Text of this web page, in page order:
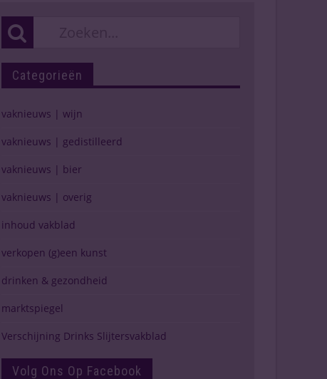
Categorieën
vaknieuws | wijn
vaknieuws | gedistilleerd
vaknieuws | bier
vaknieuws | overig
inhoud vakblad
verkopen (g)een kunst
drinken & gezondheid
marktspiegel
Verschijning Drinks Slijtersvakblad
Volg Ons Op Facebook